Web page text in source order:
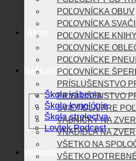
Akcie
Naše aktivity
Škola vábenia
Škola kynológie
Škola strelectva
Lovtek Podcast
Veľkoobchod
POĽOVNÍCKA OBUV
POĽOVNÍCKA
POĽOVNÍCKE
POĽOVNÍCKE
POĽOVNÍCKE
POĽOVNÍCKE
PRÍSLUŠENSTVO
PRÍSLUŠENSTVO
SVIETIDLÁ PRE
VÁBNIČKY NA ZVER
VNADIDLÁ NA ZVER
VŠETKO NA
VŠETKO